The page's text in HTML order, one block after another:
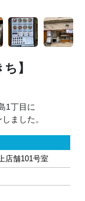
】
1丁目に
ました。
店舗101号室